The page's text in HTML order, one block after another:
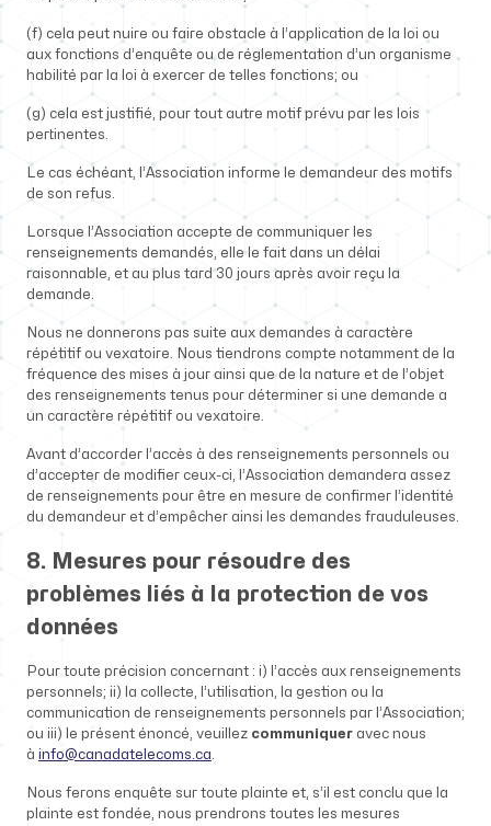
(f) cela peut nuire ou faire obstacle à l’application de la loi ou
aux fonctions d’enquête ou de réglementation d’un organisme
habilité par la loi à exercer de telles fonctions; ou
(g) cela est justifié, pour tout autre motif prévu par les lois
pertinentes.
Le cas échéant, l’Association informe le demandeur des motifs
de son refus.
Lorsque l’Association accepte de communiquer les
renseignements demandés, elle le fait dans un délai
raisonnable, et au plus tard 30 jours après avoir reçu la
demande.
Nous ne donnerons pas suite aux demandes à caractère
répétitif ou vexatoire. Nous tiendrons compte notamment de la
fréquence des mises à jour ainsi que de la nature et de l’objet
des renseignements tenus pour déterminer si une demande a
un caractère répétitif ou vexatoire.
Avant d’accorder l’accès à des renseignements personnels ou
d’accepter de modifier ceux-ci, l’Association demandera assez
de renseignements pour être en mesure de confirmer l’identité
du demandeur et d’empêcher ainsi les demandes frauduleuses.
8. Mesures pour résoudre des
problèmes liés à la protection de vos
données
Pour toute précision concernant : i) l’accès aux renseignements
personnels; ii) la collecte, l’utilisation, la gestion ou la
communication de renseignements personnels par l’Association;
ou iii) le présent énoncé, veuillez communiquer avec nous
à info@canadatelecoms.ca
Nous ferons enquête sur toute plainte et, s’il est conclu que la
plainte est fondée, nous prendrons toutes les mesures